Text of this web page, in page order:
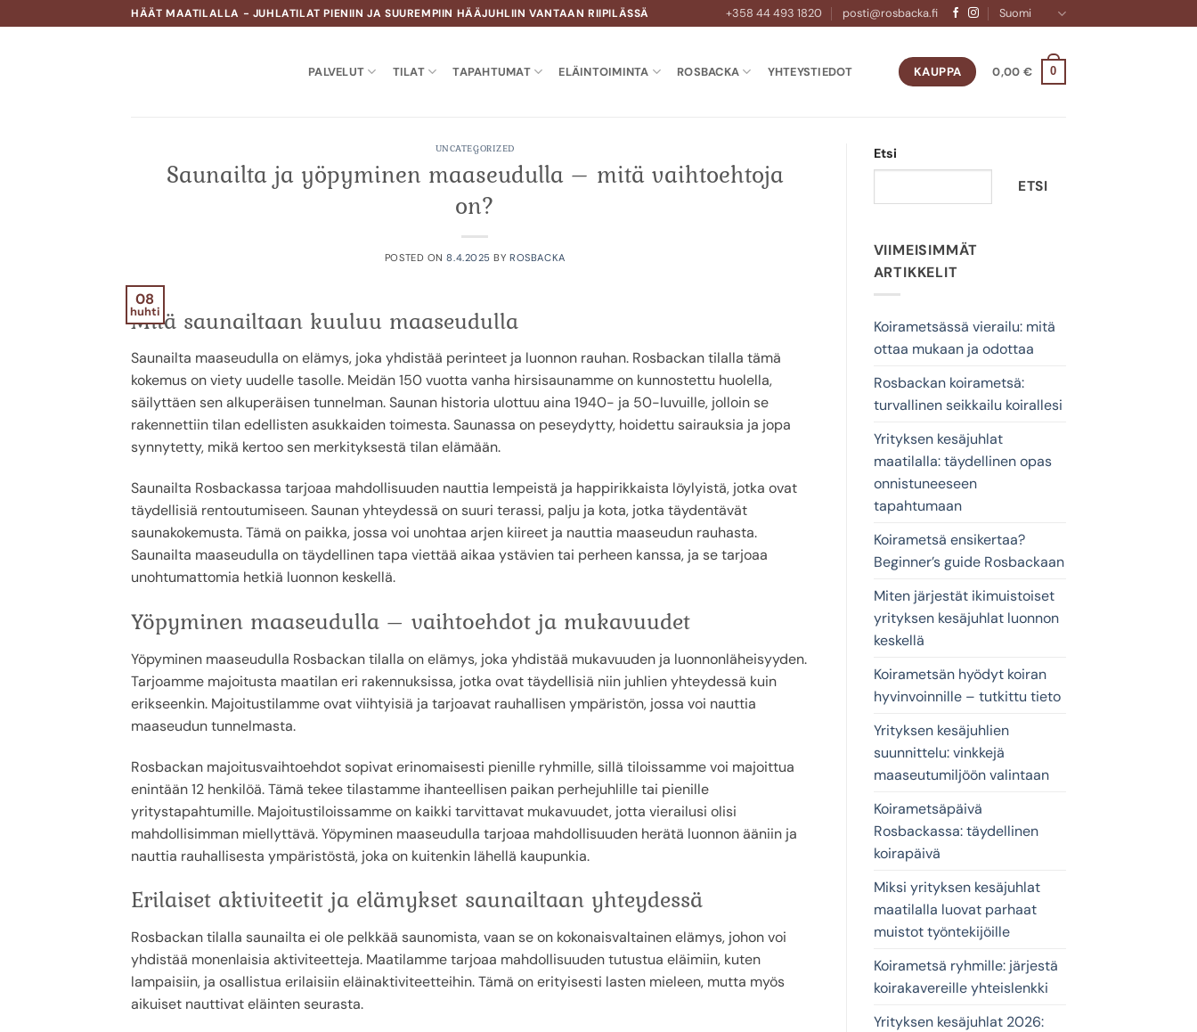
to
HÄÄT MAATILALLA - JUHLATILAT PIENIIN JA SUUREMPIIN HÄÄJUHLIIN VANTAAN RIIPILÄSSÄ +358 44 493 1820 posti@rosbacka.fi Suomi
PALVELUT TILAT TAPAHTUMAT ELÄINTOIMINTA ROSBACKA YHTEYSTIEDOT KAUPPA 0,00 € 0
UNCATEGORIZED
Saunailta ja yöpyminen maaseudulla – mitä vaihtoehtoja
on?
POSTED ON8.4.2025 BYROSBACKA
08
huhti
Mitä saunailtaan kuuluu maaseudulla
Saunailta maaseudulla on elämys, joka yhdistää perinteet ja luonnon rauhan. Rosbackan tilalla tämä
kokemus on viety uudelle tasolle. Meidän 150 vuotta vanha hirsisaunamme on kunnostettu huolella,
säilyttäen sen alkuperäisen tunnelman. Saunan historia ulottuu aina 1940- ja 50-luvuille, jolloin se
rakennettiin tilan edellisten asukkaiden toimesta. Saunassa on peseydytty, hoidettu sairauksia ja jopa
synnytetty, mikä kertoo sen merkityksestä tilan elämään.
Saunailta Rosbackassa tarjoaa mahdollisuuden nauttia lempeistä ja happirikkaista löylyistä, jotka ovat
täydellisiä rentoutumiseen. Saunan yhteydessä on suuri terassi, palju ja kota, jotka täydentävät
saunakokemusta. Tämä on paikka, jossa voi unohtaa arjen kiireet ja nauttia maaseudun rauhasta.
Saunailta maaseudulla on täydellinen tapa viettää aikaa ystävien tai perheen kanssa, ja se tarjoaa
unohtumattomia hetkiä luonnon keskellä.
Yöpyminen maaseudulla – vaihtoehdot ja mukavuudet
Yöpyminen maaseudulla Rosbackan tilalla on elämys, joka yhdistää mukavuuden ja luonnonläheisyyden.
Tarjoamme majoitusta maatilan eri rakennuksissa, jotka ovat täydellisiä niin juhlien yhteydessä kuin
erikseenkin. Majoitustilamme ovat viihtyisiä ja tarjoavat rauhallisen ympäristön, jossa voi nauttia
maaseudun tunnelmasta.
Rosbackan majoitusvaihtoehdot sopivat erinomaisesti pienille ryhmille, sillä tiloissamme voi majoittua
enintään 12 henkilöä. Tämä tekee tilastamme ihanteellisen paikan perhejuhlille tai pienille
yritystapahtumille. Majoitustiloissamme on kaikki tarvittavat mukavuudet, jotta vierailusi olisi
mahdollisimman miellyttävä. Yöpyminen maaseudulla tarjoaa mahdollisuuden herätä luonnon ääniin ja
nauttia rauhallisesta ympäristöstä, joka on kuitenkin lähellä kaupunkia.
Erilaiset aktiviteetit ja elämykset saunailtaan yhteydessä
Rosbackan tilalla saunailta ei ole pelkkää saunomista, vaan se on kokonaisvaltainen elämys, johon voi
yhdistää monenlaisia aktiviteetteja. Maatilamme tarjoaa mahdollisuuden tutustua eläimiin, kuten
lampaisiin, ja osallistua erilaisiin eläinaktiviteetteihin. Tämä on erityisesti lasten mieleen, mutta myös
aikuiset nauttivat eläinten seurasta.
Etsi
ETSI
VIIMEISIMMÄT
ARTIKKELIT
Koirametsässä vierailu: mitä
ottaa mukaan ja odottaa
Rosbackan koirametsä:
turvallinen seikkailu koirallesi
Yrityksen kesäjuhlat
maatilalla: täydellinen opas
onnistuneeseen
tapahtumaan
Koirametsä ensikertaa?
Beginner’s guide Rosbackaan
Miten järjestät ikimuistoiset
yrityksen kesäjuhlat luonnon
keskellä
Koirametsän hyödyt koiran
hyvinvoinnille – tutkittu tieto
Yrityksen kesäjuhlien
suunnittelu: vinkkejä
maaseutumiljöön valintaan
Koirametsäpäivä
Rosbackassa: täydellinen
koirapäivä
Miksi yrityksen kesäjuhlat
maatilalla luovat parhaat
muistot työntekijöille
Koirametsä ryhmille: järjestä
koirakavereille yhteislenkki
Yrityksen kesäjuhlat 2026: